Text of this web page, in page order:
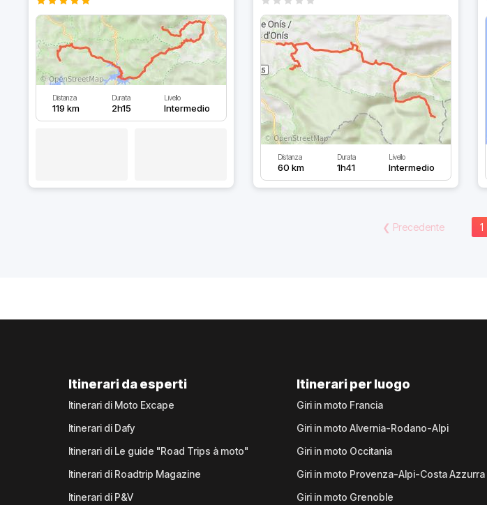
Distanza
119 km
Durata
2h15
Livello
Intermedio
Distanza
60 km
Durata
1h41
Livello
Intermedio
❮ Precedente 1
Itinerari da esperti
Itinerari di Moto Excape
Itinerari di Dafy
Itinerari di Le guide "Road Trips à moto"
Itinerari di Roadtrip Magazine
Itinerari di P&V
Itinerari per luogo
Giri in moto Francia
Giri in moto Alvernia-Rodano-Alpi
Giri in moto Occitania
Giri in moto Provenza-Alpi-Costa Azzurra
Giri in moto Grenoble